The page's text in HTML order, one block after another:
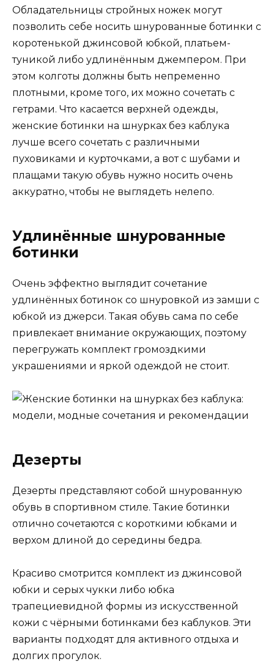
Обладательницы стройных ножек могут
позволить себе носить шнурованные ботинки с
коротенькой джинсовой юбкой, платьем-
туникой либо удлинённым джемпером. При
этом колготы должны быть непременно
плотными, кроме того, их можно сочетать с
гетрами. Что касается верхней одежды,
женские ботинки на шнурках без каблука
лучше всего сочетать с различными
пуховиками и курточками, а вот с шубами и
плащами такую обувь нужно носить очень
аккуратно, чтобы не выглядеть нелепо.
Удлинённые шнурованные
ботинки
Очень эффектно выглядит сочетание
удлинённых ботинок со шнуровкой из замши с
юбкой из джерси. Такая обувь сама по себе
привлекает внимание окружающих, поэтому
перегружать комплект громоздкими
украшениями и яркой одеждой не стоит.
Дезерты
Дезерты представляют собой шнурованную
обувь в спортивном стиле. Такие ботинки
отлично сочетаются с короткими юбками и
верхом длиной до середины бедра.
Красиво смотрится комплект из джинсовой
юбки и серых чукки либо юбка
трапециевидной формы из искусственной
кожи с чёрными ботинками без каблуков. Эти
варианты подходят для активного отдыха и
долгих прогулок.